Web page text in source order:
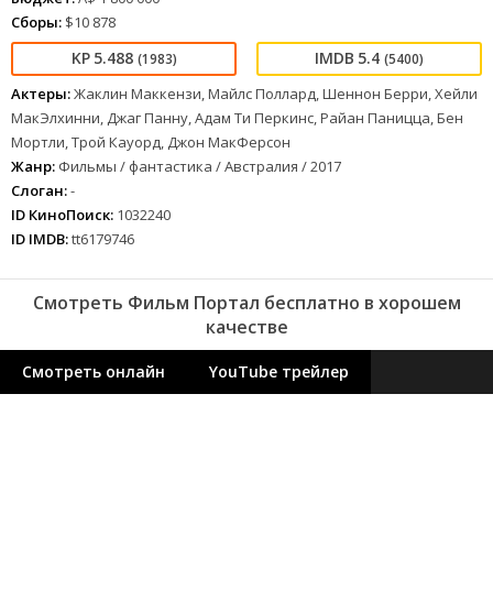
Сборы: $10 878
5.488 (1983) 5.4 (5400)
Актеры:Жаклин Маккензи, Майлс Поллард, Шеннон Берри, Хейли
МакЭлхинни, Джаг Панну, Адам Ти Перкинс, Райан Паницца, Бен
Мортли, Трой Кауорд, Джон МакФерсон
Жанр: Фильмы / фантастика / Австралия / 2017
Слоган:-
ID КиноПоиск: 1032240
ID IMDB:tt6179746
Смотреть Фильм Портал бесплатно в хорошем
качестве
Смотреть онлайн YouTube трейлер